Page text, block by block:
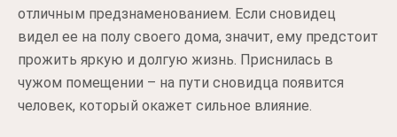
отличным предзнаменованием. Если сновидец
видел ее на полу своего дома, значит, ему предстоит
прожить яркую и долгую жизнь. Приснилась в
чужом помещении – на пути сновидца появится
человек, который окажет сильное влияние.